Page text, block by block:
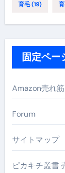
育毛(19)
固定ペー
Amazon売れ
Forum
サイトマップ
ピカキチ叢書